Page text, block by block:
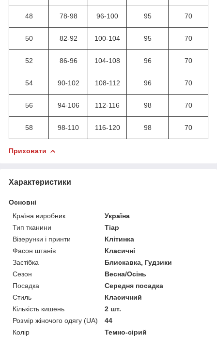
48 78-98 96-100 95 70
50 82-92 100-104 95 70
52 86-96 104-108 96 70
54 90-102 108-112 96 70
56 94-106 112-116 98 70
58 98-110 116-120 98 70
Приховати
Характеристики
Основні
Країна виробник
Україна
Тип тканини
Тіар
Візерунки і принти
Клітинка
Фасон штанів
Класичні
Застібка
Блискавка, Гудзики
Сезон
Весна/Осінь
Посадка
Середня посадка
Стиль
Класичний
Кількість кишень
2 шт.
Розмір жіночого одягу (UA)
44
Колір
Темно-сірий